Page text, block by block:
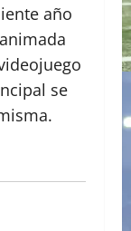
año
se